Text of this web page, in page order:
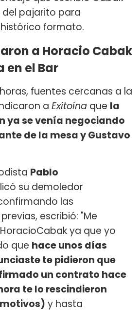
del pajarito para
formato.
a Horacio Cabak
en el Bar
fuentes cercanas a la
a Exitoína que la
ya se venía negociando
de la mesa y Gustavo
Pablo
su demoledor
las
escribió: "Me
ya que yo
que hace unos días
te pidieron que
un contrato hace
te lo rescindieron
y hasta